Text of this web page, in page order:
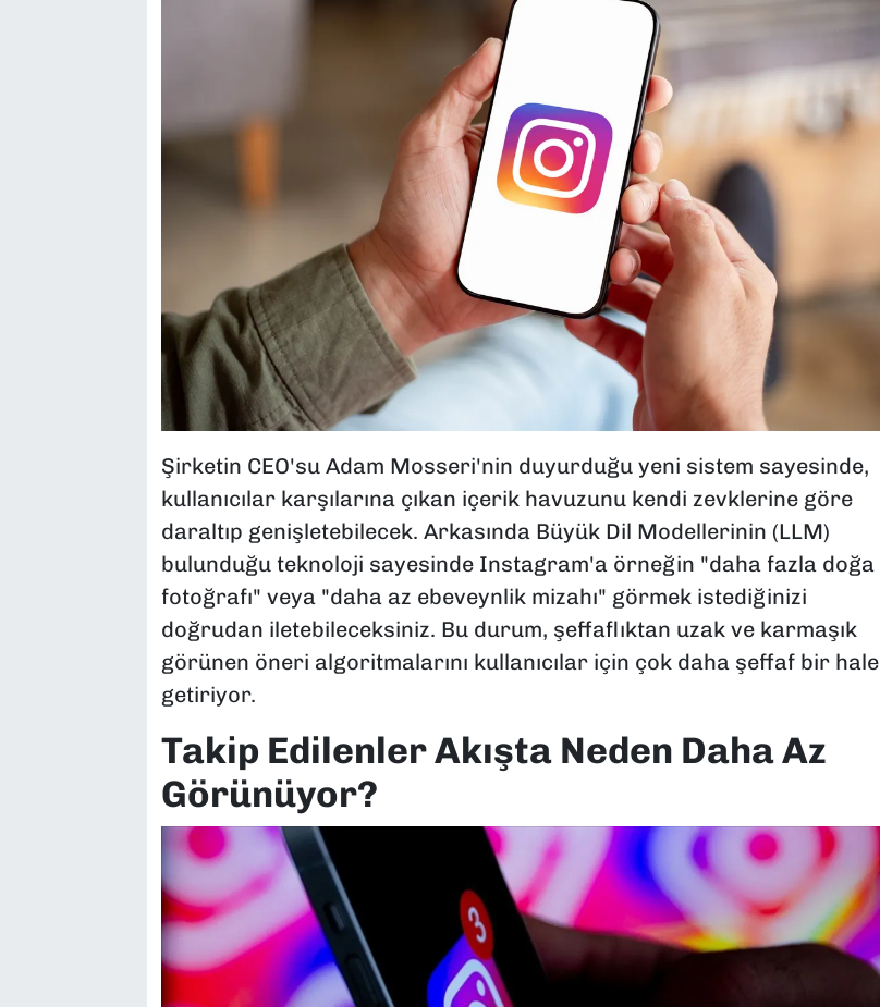
Şirketin CEO'su Adam Mosseri'nin duyurduğu yeni sistem sayesinde,
kullanıcılar karşılarına çıkan içerik havuzunu kendi zevklerine göre
daraltıp genişletebilecek. Arkasında Büyük Dil Modellerinin (LLM)
bulunduğu teknoloji sayesinde Instagram'a örneğin "daha fazla doğa
fotoğrafı" veya "daha az ebeveynlik mizahı" görmek istediğinizi
doğrudan iletebileceksiniz. Bu durum, şeffaflıktan uzak ve karmaşık
görünen öneri algoritmalarını kullanıcılar için çok daha şeffaf bir hale
getiriyor.
Takip Edilenler Akışta Neden Daha Az
Görünüyor?